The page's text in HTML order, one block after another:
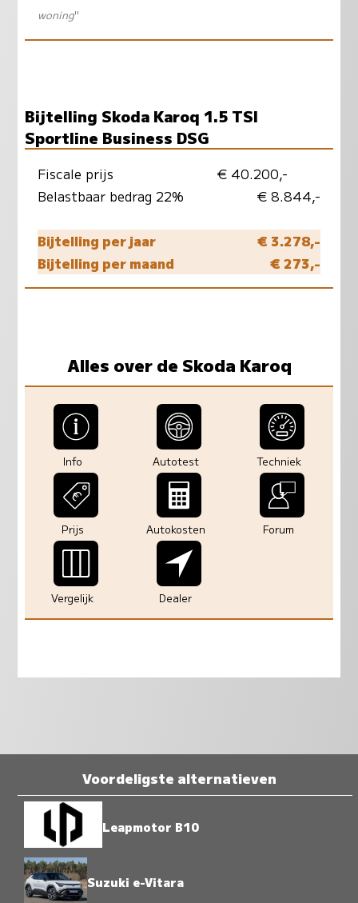
woning"
Bijtelling Skoda Karoq 1.5 TSI
Sportline Business DSG
Fiscale prijs
€ 40.200,-
Belastbaar bedrag 22%
€ 8.844,-
Bijtelling per jaar
€ 3.278,-
Bijtelling per maand
€ 273,-
Alles over de Skoda Karoq
Info Autotest Techniek
Prijs Autokosten Forum
Vergelijk Dealer
Voordeligste alternatieven
Leapmotor B10
Suzuki e-Vitara